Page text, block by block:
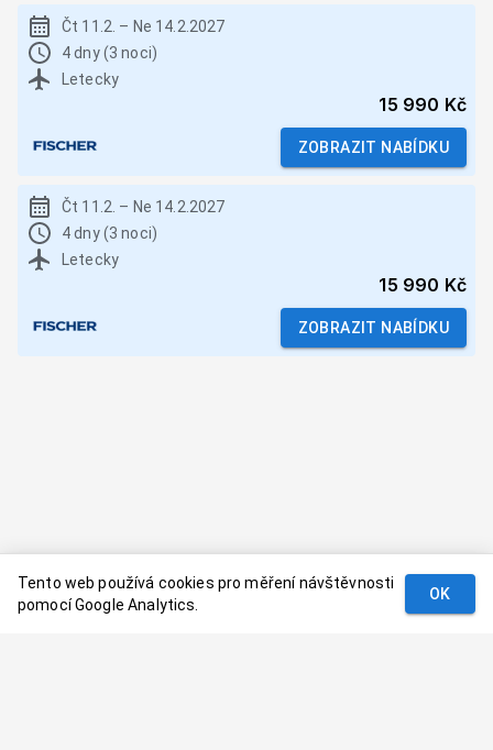
Čt 11.2. – Ne 14.2.2027
4 dny (3 noci)
Letecky
15 990 Kč
ZOBRAZIT NABÍDKU
Čt 11.2. – Ne 14.2.2027
4 dny (3 noci)
Letecky
15 990 Kč
ZOBRAZIT NABÍDKU
Tento web používá cookies pro měření návštěvnosti
pomocí Google Analytics.
OK